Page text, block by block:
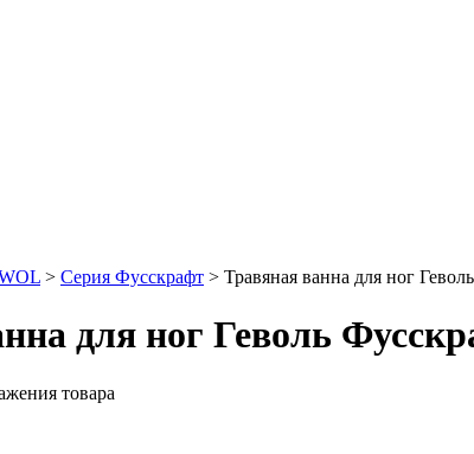
> Серия Фусскрафт > Травяная ванна для ног
для ног Геволь